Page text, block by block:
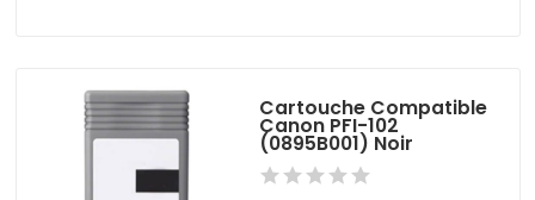
Cartouche Compatible
Canon PFI-102
(0895B001) Noir